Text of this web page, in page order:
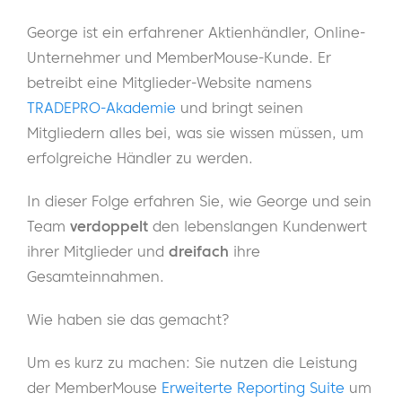
George ist ein erfahrener Aktienhändler, Online-
Unternehmer und MemberMouse-Kunde. Er
betreibt eine Mitglieder-Website namens
TRADEPRO-Akademie und bringt seinen
Mitgliedern alles bei, was sie wissen müssen, um
erfolgreiche Händler zu werden.
In dieser Folge erfahren Sie, wie George und sein
Team verdoppelt den lebenslangen Kundenwert
ihrer Mitglieder und dreifach ihre
Gesamteinnahmen.
Wie haben sie das gemacht?
Um es kurz zu machen: Sie nutzen die Leistung
der MemberMouse Erweiterte Reporting Suite um